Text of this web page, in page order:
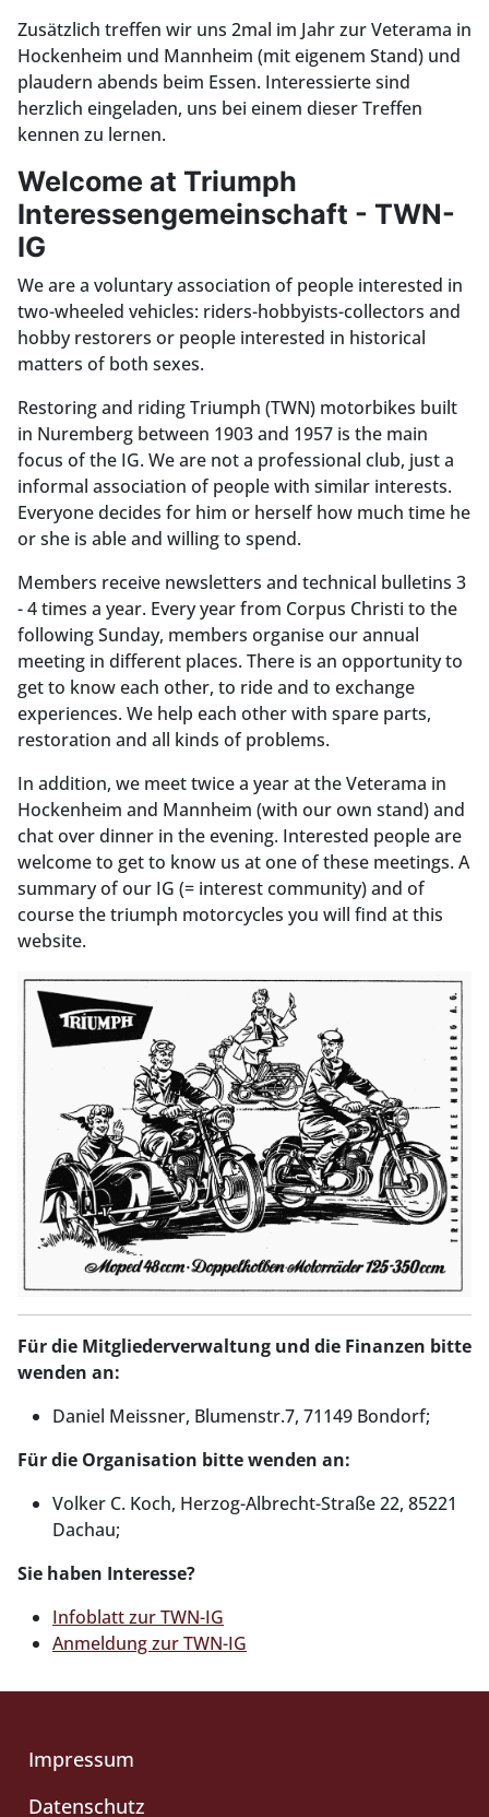
Zusätzlich treffen wir uns 2mal im Jahr zur Veterama in
Hockenheim und Mannheim (mit eigenem Stand) und
plaudern abends beim Essen. Interessierte sind
herzlich eingeladen, uns bei einem dieser Treffen
kennen zu lernen.
Welcome at Triumph
Interessengemeinschaft - TWN-
IG
We are a voluntary association of people interested in
two-wheeled vehicles: riders-hobbyists-collectors and
hobby restorers or people interested in historical
matters of both sexes.
Restoring and riding Triumph (TWN) motorbikes built
in Nuremberg between 1903 and 1957 is the main
focus of the IG. We are not a professional club, just a
informal association of people with similar interests.
Everyone decides for him or herself how much time he
or she is able and willing to spend.
Members receive newsletters and technical bulletins 3
- 4 times a year. Every year from Corpus Christi to the
following Sunday, members organise our annual
meeting in different places. There is an opportunity to
get to know each other, to ride and to exchange
experiences. We help each other with spare parts,
restoration and all kinds of problems.
In addition, we meet twice a year at the Veterama in
Hockenheim and Mannheim (with our own stand) and
chat over dinner in the evening. Interested people are
welcome to get to know us at one of these meetings. A
summary of our IG (= interest community) and of
course the triumph motorcycles you will find at this
website.
Für die Mitgliederverwaltung und die Finanzen bitte
wenden an:
Daniel Meissner, Blumenstr.7, 71149 Bondorf;
Für die Organisation bitte wenden an:
Volker C. Koch, Herzog-Albrecht-Straße 22, 85221
Dachau;
Sie haben Interesse?
Infoblatt zur TWN-IG
Anmeldung zur TWN-IG
Impressum
Datenschutz